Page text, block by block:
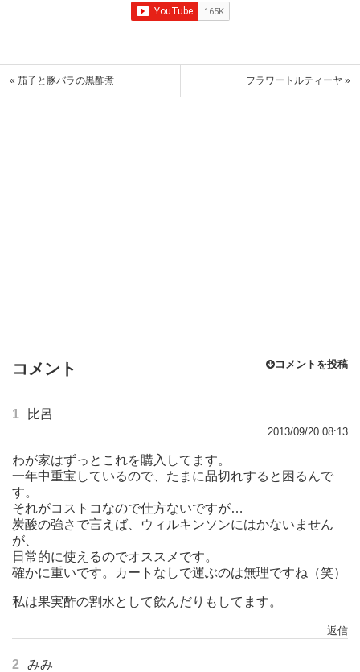
« 茄子と豚バラの黒酢煮 フラワートルティーヤ »
コメント コメントを投稿
1 比呂
2013/09/20 08:13
わが家はずっとこれを購入してます。
一年中重宝しているので、たまに品切れすると困るんで
す。
それがコストコなので仕方ないですが…
炭酸の強さで言えば、ウィルキンソンにはかないません
が、
日常的に使えるのでオススメです。
確かに重いです。カートなしで運ぶのは無理ですね（笑）
私は果実酢の割水として飲んだりもしてます。
返信
2 みみ